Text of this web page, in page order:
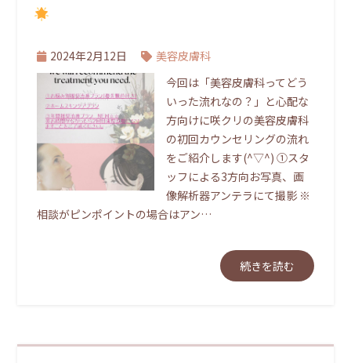
2024年2月12日
美容皮膚科
今回は「美容皮膚科ってどう
いった流れなの？」と心配な
方向けに咲クリの美容皮膚科
の初回カウンセリングの流れ
をご紹介します(^▽^) ①スタ
ッフによる3方向お写真、画
像解析器アンテラにて撮影 ※
相談がピンポイントの場合はアン…
続きを読む